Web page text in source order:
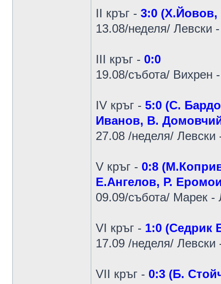
II кръг - 3:0 (Х.Йовов,
13.08/неделя/ Левски
III кръг - 0:0
19.08/събота/ Вихрен
IV кръг - 5:0 (C.
Иванов, В.
27.08 /неделя/ Левски
V кръг - 0:8
Е.Ангелов, Р.
09.09/събота/ Марек -
VI кръг - 1:0 (Седрик
17.09 /неделя/
VII кръг - 0:3 (Б.